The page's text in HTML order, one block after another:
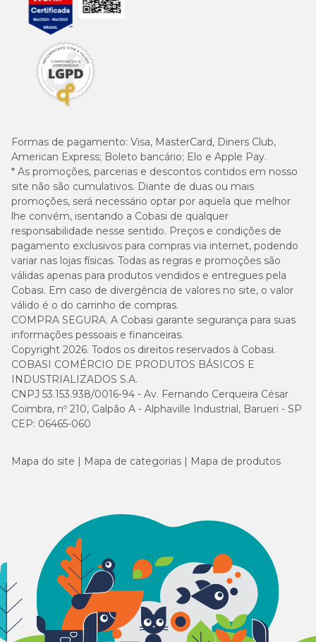
Formas de pagamento: Visa, MasterCard, Diners Club,
American Express; Boleto bancário; Elo e Apple Pay.
* As promoções, parcerias e descontos contidos em nosso
site não são cumulativos. Diante de duas ou mais
promoções, será necessário optar por aquela que melhor
lhe convém, isentando a Cobasi de qualquer
responsabilidade nesse sentido. Preços e condições de
pagamento exclusivos para compras via internet, podendo
variar nas lojas físicas. Todas as regras e promoções são
válidas apenas para produtos vendidos e entregues pela
Cobasi. Em caso de divergência de valores no site, o valor
válido é o do carrinho de compras.
COMPRA SEGURA. A Cobasi garante segurança para suas
informações pessoais e financeiras.
Copyright 2026. Todos os direitos reservados à Cobasi.
COBASI COMÉRCIO DE PRODUTOS BÁSICOS E
INDUSTRIALIZADOS S.A.
CNPJ 53.153.938/0016-94 - Av. Fernando Cerqueira César
Coimbra, nº 210, Galpão A - Alphaville Industrial, Barueri - SP
CEP: 06465-060
Mapa do site Mapa de categorias Mapa de produtos